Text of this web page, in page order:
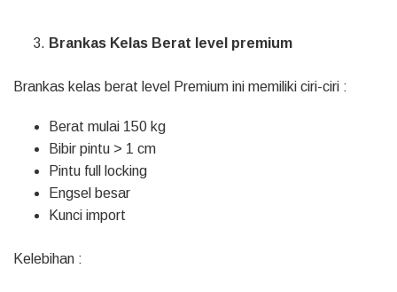
Brankas Kelas Berat level premium
Brankas kelas berat level Premium ini memiliki ciri-ciri :
Berat mulai 150 kg
Bibir pintu > 1 cm
Pintu full locking
Engsel besar
Kunci import
Kelebihan :